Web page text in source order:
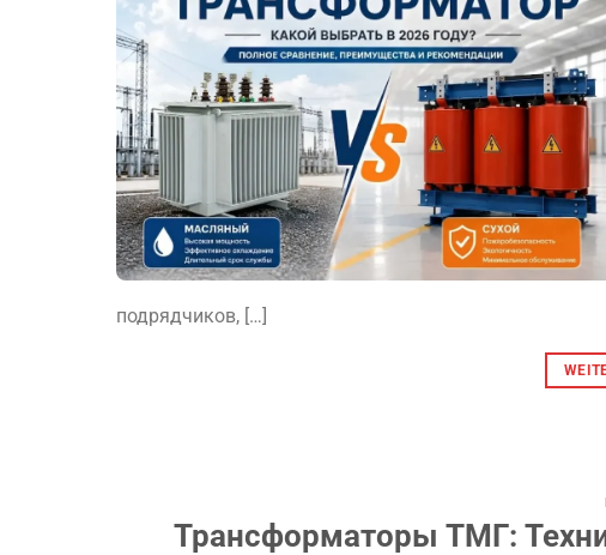
подрядчиков, […]
Трансформаторы ТМГ: